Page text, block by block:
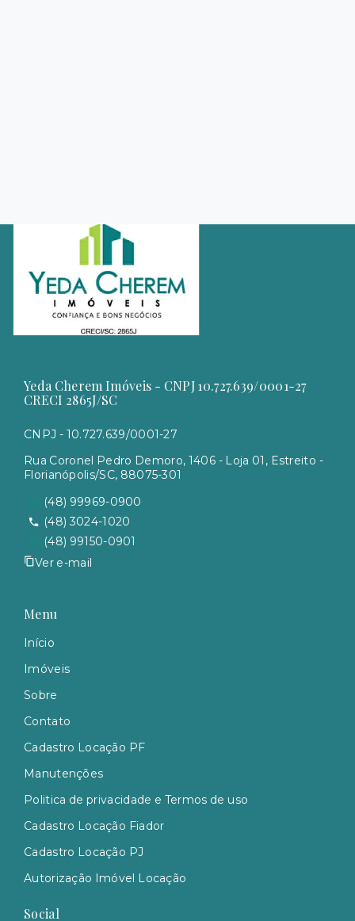
Yeda Cherem Imóveis - CNPJ 10.727.639/0001-27
CRECI 2865J/SC
CNPJ - 10.727.639/0001-27
Rua Coronel Pedro Demoro, 1406 - Loja 01, Estreito -
Florianópolis/SC, 88075-301
(48) 99969-0900
(48) 3024-1020
(48) 99150-0901
Ver e-mail
Menu
Início
Imóveis
Sobre
Contato
Cadastro Locação PF
Manutenções
Politica de privacidade e Termos de uso
Cadastro Locação Fiador
Cadastro Locação PJ
Autorização Imóvel Locação
Social